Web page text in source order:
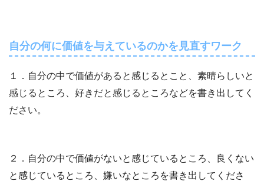
自分の何に価値を与えているのかを見直すワーク
１．自分の中で価値があると感じるとこと、素晴らしいと
感じるところ、好きだと感じるところなどを書き出してく
ださい。
２．自分の中で価値がないと感じているところ、良くない
と感じているところ、嫌いなところを書き出してくださ